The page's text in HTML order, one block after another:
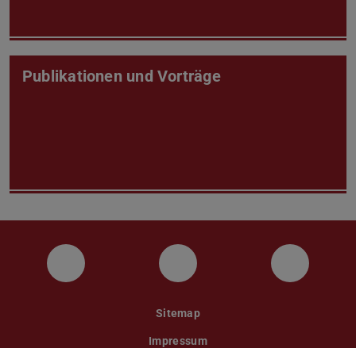
Publikationen und Vorträge
Facebook Instagram Twitter
Sitemap
Impressum